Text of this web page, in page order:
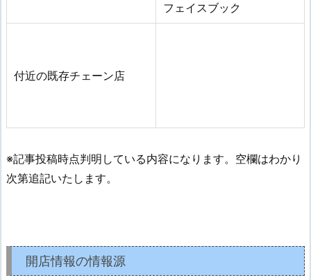
フェイスブック
付近の既存チェーン店
※記事投稿時点判明している内容になります。空欄はわかり
次第追記いたします。
開店情報の情報源